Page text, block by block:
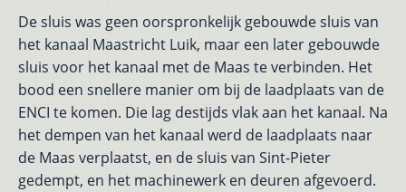
De sluis was geen oorspronkelijk gebouwde sluis van
het kanaal Maastricht Luik, maar een later gebouwde
sluis voor het kanaal met de Maas te verbinden. Het
bood een snellere manier om bij de laadplaats van de
ENCI te komen. Die lag destijds vlak aan het kanaal. Na
het dempen van het kanaal werd de laadplaats naar
de Maas verplaatst, en de sluis van Sint-Pieter
gedempt, en het machinewerk en deuren afgevoerd.